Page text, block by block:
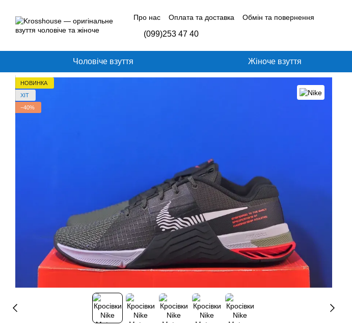
Про нас
Оплата та доставка
Обмін та повернення
Відгуки про магазин
(099)253 47 40
Чоловіче взуття Жіноче взуття
НОВИНКА
ХІТ
−40%